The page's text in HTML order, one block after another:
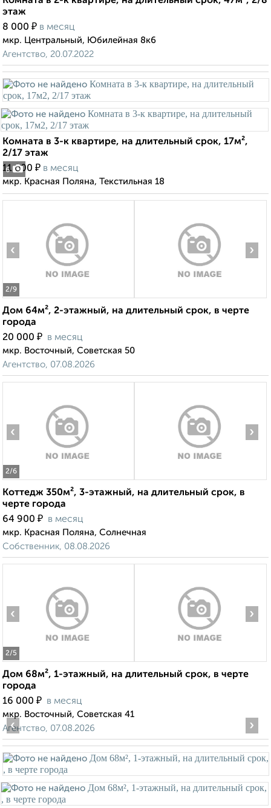
этаж
8 000 ₽ в месяц
мкр. Центральный, Юбилейная 8к6
Агентство, 20.07.2022
6
Комната в 3-к квартире, на длительный срок, 17м²,
2/17 этаж
11 000 ₽ в месяц
мкр. Красная Поляна, Текстильная 18
2/9
‹ ›
Дом 64м², 2-этажный, на длительный срок, в черте
города
20 000 ₽ в месяц
мкр. Восточный, Советская 50
Агентство, 07.08.2026
2/6
‹ ›
Коттедж 350м², 3-этажный, на длительный срок, в
черте города
64 900 ₽ в месяц
мкр. Красная Поляна, Солнечная
Собственник, 08.08.2026
2/5
‹ ›
Дом 68м², 1-этажный, на длительный срок, в черте
города
16 000 ₽ в месяц
мкр. Восточный, Советская 41
Агентство, 07.08.2026
‹ ›